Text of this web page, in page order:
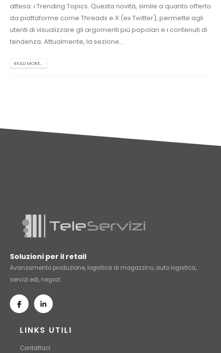
attesa: i Trending Topics. Questa novità, simile a quanto offerto
da piattaforme come Threads e X (ex Twitter), permette agli
utenti di visualizzare gli argomenti più popolari e i contenuti di
tendenza. Attualmente, la sezione...
READ MORE...
Soluzioni per il retail
Avanzamento produzione, logistica di magazzino, auto logistica,
servizi edi, negozi
LINKS UTILI
Contattaci